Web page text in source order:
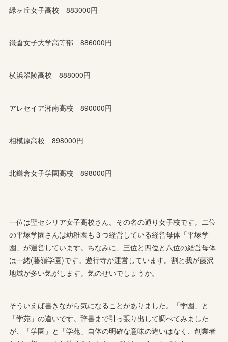
緑ヶ丘女子高校 883000円
鎌倉女子大学高等部 886000円
横浜翠陵高校 888000円
アレセイア湘南高校 890000円
相模原高校 898000円
北鎌倉女子学園高校 898000円
一位は聖セシリア女子高校さん。その名の通り女子校です。二位
の平塚学園さんは幼稚園も３つ経営している経営母体「平塚学
園」が運営しています。ちなみに、三位と四位と八位の経営母体
は一緒(藤嶺学園)です。遊行寺が運営しています。割と我が藤沢
地域が多い気がします。気のせいでしょうか。
そういえば書きながら気になることがありました。「学園」と
「学苑」の違いです。辞書まで引っ張り出して調べてみました
が、「学園」と「学苑」自体の明確な意味の違いはなく、創業者